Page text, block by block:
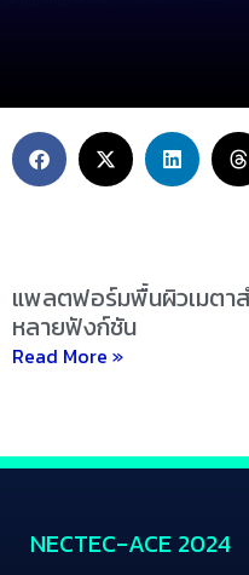
แพลตฟอร์มพื้นผิวเมตา
หลายฟังก์ชัน
Read More »
NECTEC-ACE 2024